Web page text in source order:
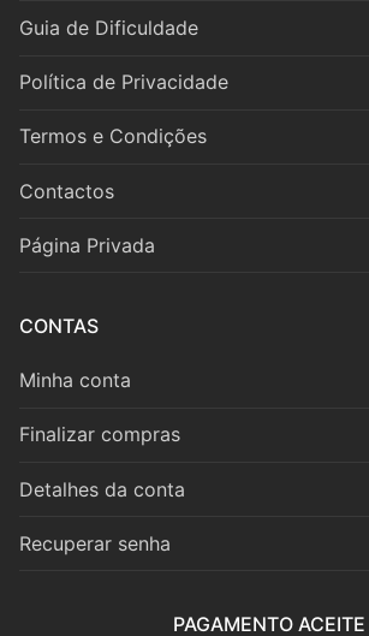
Trompa
Trompete
Trombone
Eufónio
Tuba
Guia de Dificuldade
Política de Privacidade
Termos e Condições
Contactos
Página Privada
CONTAS
Minha conta
Finalizar compras
Detalhes da conta
Recuperar senha
PAGAMENTO ACEITE